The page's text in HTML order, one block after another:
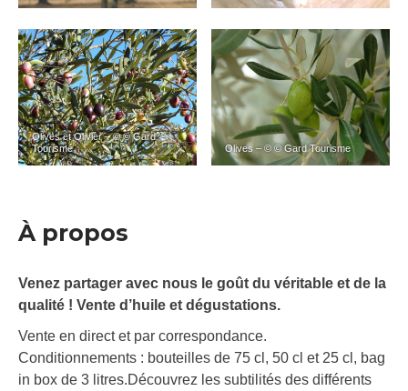
Olives et Olivier – © © Gard
Tourisme
Olives – © © Gard Tourisme
À propos
Venez partager avec nous le goût du véritable et de la
qualité ! Vente d’huile et dégustations.
Vente en direct et par correspondance.
Conditionnements : bouteilles de 75 cl, 50 cl et 25 cl, bag
in box de 3 litres.Découvrez les subtilités des différents